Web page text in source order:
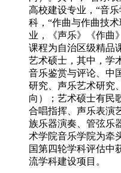
高校建设专业，“音
科，“作曲与作曲技
业，《声乐》《作曲
课程为自治区级精品
艺术硕士，其中，学
音乐鉴赏与评论、中
研究、声乐艺术研究
向）；艺术硕士有民
合唱指挥、声乐表演
族乐器演奏、管弦乐
术学院音乐学院为牵
国第四轮学科评估中
流学科建设项目。